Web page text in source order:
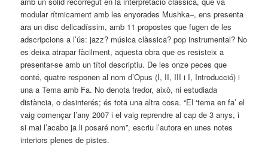
modular rítmicament amb les enyorades Mushka–, ens presenta
ara un disc delicadíssim, amb 11 propostes que fugen de les
adscripcions a l’ús: jazz? música clàssica? pop instrumental? No
es deixa atrapar fàcilment, aquesta obra que es resisteix a
presentar-se amb un títol descriptiu. De les onze peces que
conté, quatre responen al nom d’Opus (I, II, III i I, Introducció) i
una a Tema amb Fa. No denota fredor, això, ni estudiada
distància, o desinterés; és tota una altra cosa. “El ‘tema en fa’ el
vaig començar l’any 2007 i el vaig reprendre al cap de 3 anys, i
si mai l’acabo ja li posaré nom”, escriu l’autora en unes notes
interiors plenes de pistes.